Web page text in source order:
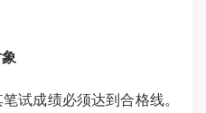
成绩必须达到合格线。